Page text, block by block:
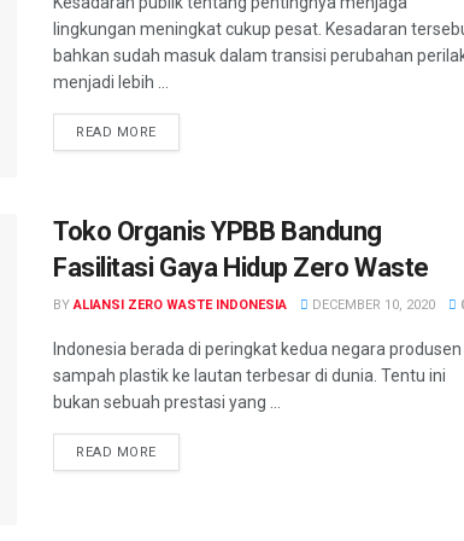
lingkungan meningkat cukup pesat. Kesadaran
bahkan sudah masuk dalam transisi perubahan
menjadi lebih ...
READ MORE
Toko Organis YPBB Bandung
Fasilitasi Gaya Hidup Zero Waste
BY ALIANSI ZERO WASTE INDONESIA DECEMBER 10, 2020
Indonesia berada di peringkat kedua negara produsen
sampah plastik ke lautan terbesar di dunia. Tentu ini
bukan sebuah prestasi yang ...
READ MORE